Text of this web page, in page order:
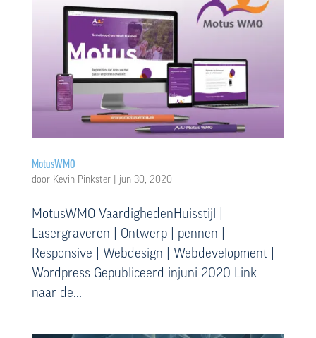
MotusWMO
door Kevin Pinkster| jun 30, 2020
MotusWMO VaardighedenHuisstijl |
Lasergraveren | Ontwerp | pennen |
Responsive | Webdesign | Webdevelopment |
Wordpress Gepubliceerd injuni 2020 Link
naar de...